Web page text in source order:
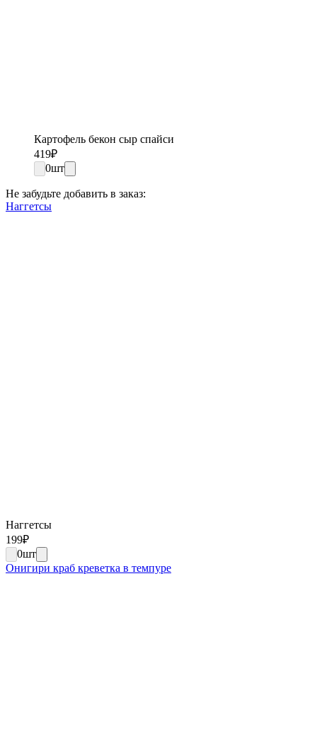
Картофель бекон сыр спайси
419₽
0шт
Не забудьте добавить в заказ:
Наггетсы
Наггетсы
199₽
0шт
Онигири краб креветка в темпуре